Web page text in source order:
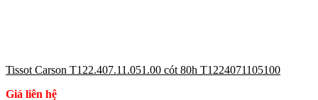
Tissot Carson T122.407.11.051.00 cót 80h T1224071105100
Giá liên hệ